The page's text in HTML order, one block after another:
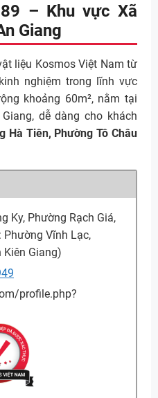
– Khu vực Xã
Giang
liệu Kosmos Việt Nam từ
nghiệm trong lĩnh vực
khoảng 60m², nằm tại
dễ dàng cho khách
Hà Tiên, Phường Tô Châu
Ky, Phường Rạch Giá,
Vĩnh Lạc,
Kiên Giang)
profile.php?